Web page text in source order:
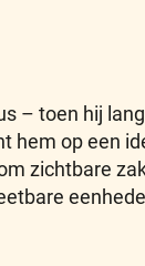
– toen hij
hem op een
zichtbare